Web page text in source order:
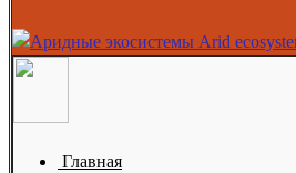
Главная